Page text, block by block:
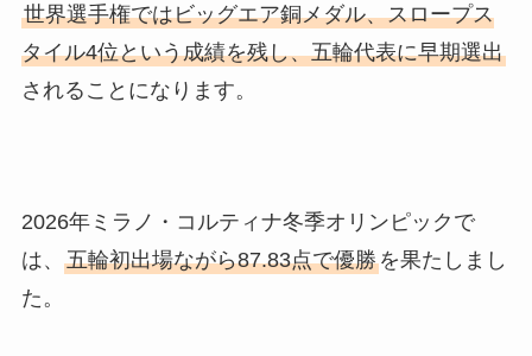
世界選手権ではビッグエア銅メダル、スロープス
タイル4位という成績を残し、五輪代表に早期選出
されることになります。
2026年ミラノ・コルティナ冬季オリンピックで
は、 五輪初出場ながら87.83点で優勝を果たしまし
た。